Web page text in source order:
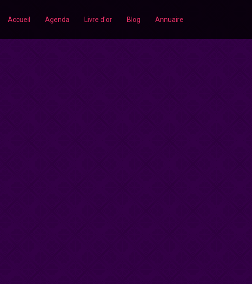
Accueil Agenda Livre d'or Blog Annuaire